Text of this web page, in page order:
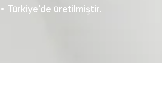
• Türkiye'de üretilmiştir.